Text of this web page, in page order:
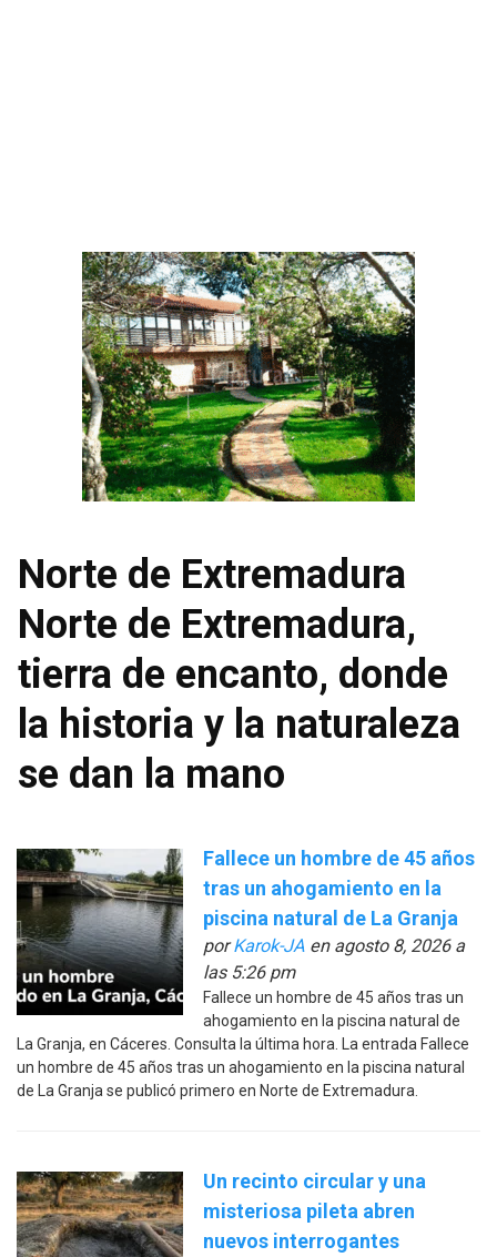
Norte de Extremadura
Norte de Extremadura,
tierra de encanto, donde
la historia y la naturaleza
se dan la mano
Fallece un hombre de 45 años
tras un ahogamiento en la
piscina natural de La Granja
porKarok-JA en agosto 8, 2026 a
las 5:26 pm
Fallece un hombre de 45 años tras un
ahogamiento en la piscina natural de
La Granja, en Cáceres. Consulta la última hora. La entrada Fallece
un hombre de 45 años tras un ahogamiento en la piscina natural
de La Granja se publicó primero en Norte de Extremadura.
Un recinto circular y una
misteriosa pileta abren
nuevos interrogantes